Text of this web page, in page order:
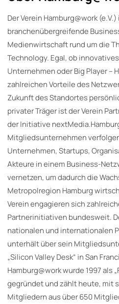
Der Verein Hamburg@work
branchenübergreifende
Medienwirtschaft rund um die
Technology. Egal, ob
Unternehmen oder Big Player –
zahlreichen Vorteile des
Zukunft des Standortes
privater Träger ist der Verein
der Initiative
Mitgliedsunternehmen
Unternehmen, Startups,
Akteure in einem Business-
vernetzen, um dadurch die
Metropolregion Hamburg
Verein engagieren sich
Partnerinitiativen bundesweit.
nationalen und internationalen
unterhält über sein
„Silicon Valley Desk“ in San
Hamburg@work wurde 1997 als
gegründet und zählt heute, mit
Mitgliedern aus über 650